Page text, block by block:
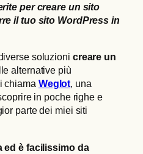
per creare un sito
il tuo sito WordPress in
soluzioni creare un
alternative più
chiama Weglot, una
in poche righe e
parte dei miei siti
ed è facilissimo da